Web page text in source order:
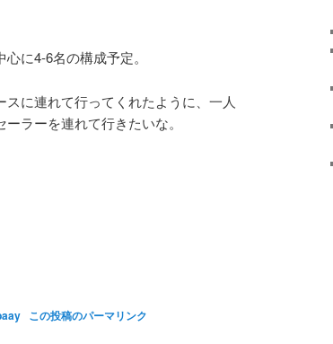
に4-6名の構成予定。
に連れて行ってくれたように、一人
ラーを連れて行きたいな。
この投稿のパーマリンク